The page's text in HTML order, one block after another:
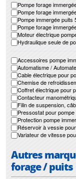
Pompe forage
Pompe forage
Pompe immergée puits
Pompe forage
Moteur électrique
Hydraulique seule de
Accessoires pompe
Automatisme /
Cable électrique pour
Chemise de
Coffret électrique pour
Contacteur
Filin de suspension,
Pressostat pour
Protection pompe
Réservoir à vessie
Variateur de vitesse
Autres
forage / puits